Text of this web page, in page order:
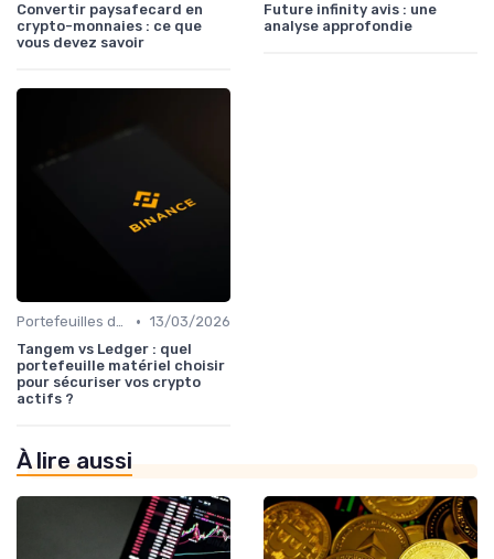
Convertir paysafecard en
crypto-monnaies : ce que
vous devez savoir
Future infinity avis : une
analyse approfondie
Portefeuilles de cryptomonnaies • 13/03/2026
Tangem vs Ledger : quel
portefeuille matériel choisir
pour sécuriser vos crypto
actifs ?
À lire aussi